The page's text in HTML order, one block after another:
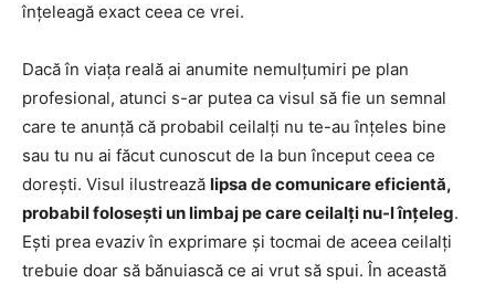
înțeleagă exact ceea ce vrei.
Dacă în viața reală ai anumite nemulțumiri pe plan
profesional, atunci s-ar putea ca visul să fie un semnal
care te anunță că probabil ceilalți nu te-au înțeles bine
sau tu nu ai făcut cunoscut de la bun început ceea ce
dorești. Visul ilustrează lipsa de comunicare eficientă,
probabil folosești un limbaj pe care ceilalți nu-l înțeleg.
Ești prea evaziv în exprimare și tocmai de aceea ceilalți
trebuie doar să bănuiască ce ai vrut să spui. În această